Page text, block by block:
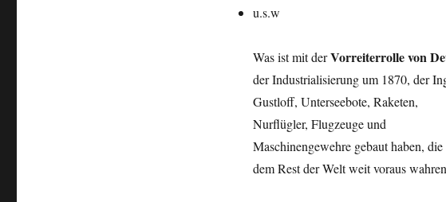
u.s.w
Was ist mit derVorreiterrolle von
der Industrialisierung um 1870, der
Gustloff, Unterseebote, Raketen,
Nurflügler, Flugzeuge und
Maschinengewehre gebaut haben, die
dem Rest der Welt weit voraus